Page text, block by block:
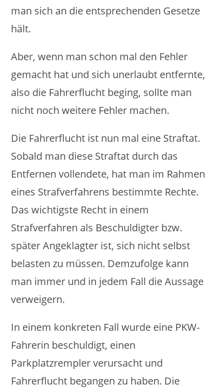
man sich an die entsprechenden Gesetze
hält.
Aber, wenn man schon mal den Fehler
gemacht hat und sich unerlaubt entfernte,
also die Fahrerflucht beging, sollte man
nicht noch weitere Fehler machen.
Die Fahrerflucht ist nun mal eine Straftat.
Sobald man diese Straftat durch das
Entfernen vollendete, hat man im Rahmen
eines Strafverfahrens bestimmte Rechte.
Das wichtigste Recht in einem
Strafverfahren als Beschuldigter bzw.
später Angeklagter ist, sich nicht selbst
belasten zu müssen. Demzufolge kann
man immer und in jedem Fall die Aussage
verweigern.
In einem konkreten Fall wurde eine PKW-
Fahrerin beschuldigt, einen
Parkplatzrempler verursacht und
Fahrerflucht begangen zu haben. Die